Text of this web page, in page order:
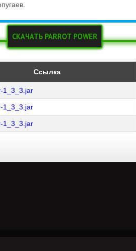
СКАЧАТЬ PARROT POWER
Ссылка
1_3_3.jar
1_3_3.jar
1_3_3.jar